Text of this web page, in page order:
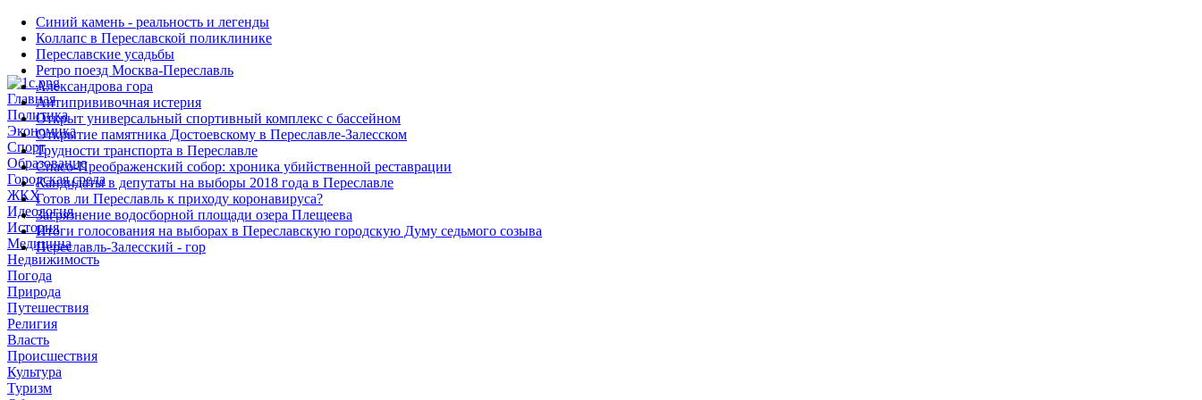
Главная
Политика
Экономика
Спорт
Образование
Городская среда
ЖКХ
Идеология
История
Медицина
Недвижимость
Погода
Природа
Путешествия
Религия
Власть
Происшествия
Культура
Туризм
Синий камень - реальность и легенды
Коллапс в Переславской поликлинике
Переславские усадьбы
Ретро поезд Москва-Переславль
Александрова гора
Антипрививочная истерия
Открыт универсальный спортивный комплекс с бассейном
Открытие памятника Достоевскому в Переславле-Залесском
Трудности транспорта в Переславле
Спасо-Преображенский собор: хроника убийственной реставрации
Кандидаты в депутаты на выборы 2018 года в Переславле
Готов ли Переславль к приходу коронавируса?
Загрязнение водосборной площади озера Плещеева
Итоги голосования на выборах в Переславскую городскую Думу седьмого созыва
Переславль-Залесский - гор